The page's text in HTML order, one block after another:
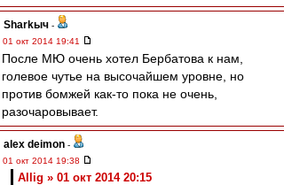
Sharkыч -
01 окт 2014 19:41
После МЮ очень хотел Бербатова к нам,
голевое чутье на высочайшем уровне, но
против бомжей как-то пока не очень,
разочаровывает.
alex deimon -
01 окт 2014 19:38
Allig » 01 окт 2014 20:15